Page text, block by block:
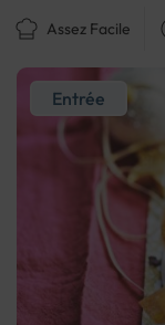
Entrée
Assez Facile